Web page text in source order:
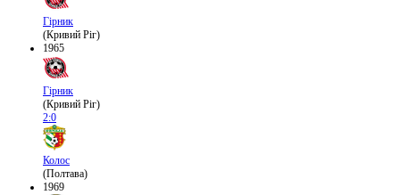
Гірник
(Кривий Ріг)
1965
Гірник
(Кривий Ріг)
2:0
Колос
(Полтава)
1969